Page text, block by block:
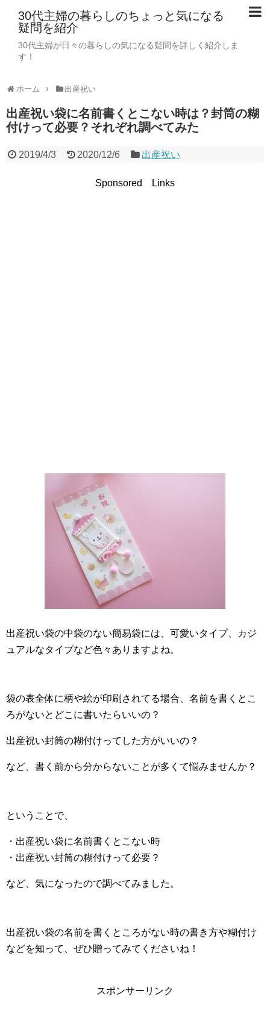
30代主婦の暮らしのちょっと気になる
疑問を紹介
30代主婦が日々の暮らしの気になる疑問を詳しく紹介しま
す！
ホーム 出産祝い
出産祝い袋に名前書くとこない時は？封筒の糊
付けって必要？それぞれ調べてみた
2019/4/3 2020/12/6 出産祝い
Sponsored Links
出産祝い袋の中袋のない簡易袋には、可愛いタイプ、カジ
ュアルなタイプなど色々ありますよね。
袋の表全体に柄や絵が印刷されてる場合、名前を書くとこ
ろがないとどこに書いたらいいの？
出産祝い封筒の糊付けってした方がいいの？
など、書く前から分からないことが多くて悩みませんか？
ということで、
・出産祝い袋に名前書くとこない時
・出産祝い封筒の糊付けって必要？
など、気になったので調べてみました。
出産祝い袋の名前を書くところがない時の書き方や糊付け
などを知って、ぜひ贈ってみてくださいね！
スポンサーリンク